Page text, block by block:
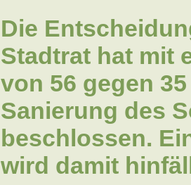
Die
Stadtrat hat mit
von 56 gegen
Sanierung des
beschlossen.
wird damit